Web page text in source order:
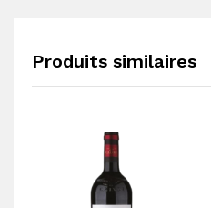
Produits similaires